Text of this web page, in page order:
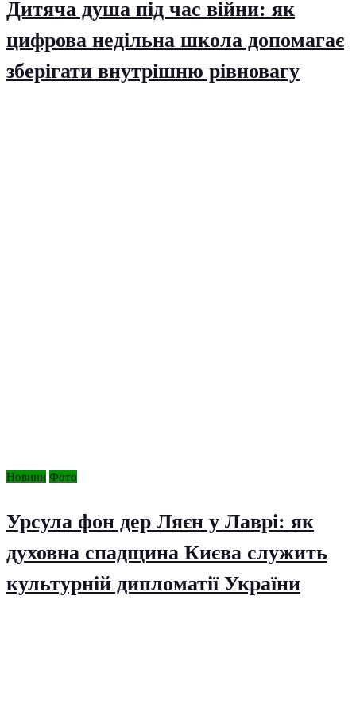
Дитяча душа під час війни: як
цифрова недільна школа допомагає
зберігати внутрішню рівновагу
Новини Фото
Урсула фон дер Ляєн у Лаврі: як
духовна спадщина Києва служить
культурній дипломатії України